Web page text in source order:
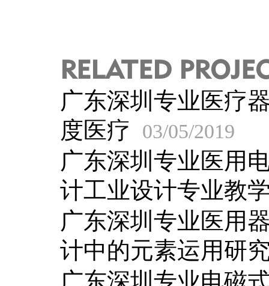
RELATED
广东深圳专业医疗
度医疗
03/05/2019
广东深圳专业医用
计工业设计专业教
广东深圳专业医用
计中的元素运用研
广东深圳专业电磁